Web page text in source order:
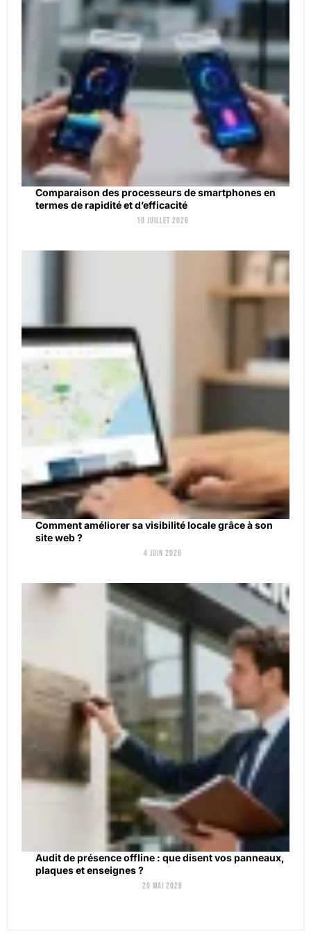
Comparaison des processeurs de smartphones en
termes de rapidité et d’efficacité
10 juillet 2026
Comment améliorer sa visibilité locale grâce à son
site web ?
4 juin 2026
Audit de présence offline : que disent vos panneaux,
plaques et enseignes ?
29 mai 2026